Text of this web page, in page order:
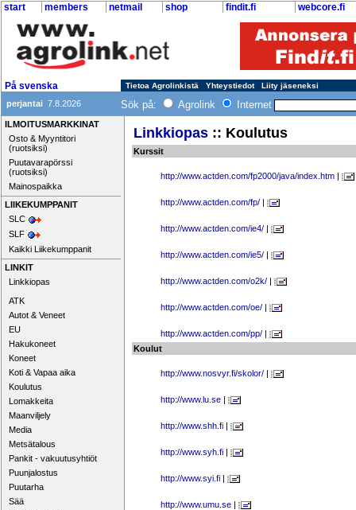
start members netmail shop findit.fi webcore.fi
På svenska Tietoa Agrolinkistä Yhteystiedot Liity jäseneksi
perjantai 7.8.2026 Sök på: Agrolink Internet
ILMOITUSMARKKINAT
Osto & Myyntitori
(ruotsiksi)
Puutavarapörssi
(ruotsiksi)
Mainospaikka
LIIKEKUMPPANIT
SLC
SLF
Kaikki Liikekumppanit
LINKIT
Linkkiopas
ATK
Autot & Veneet
EU
Hakukoneet
Koneet
Koti & Vapaa aika
Koulutus
Lomakkeita
Maanviljely
Media
Metsätalous
Pankit - vakuutusyhtiöt
Puunjalostus
Puutarha
Sää
Linkkiopas :: Koulutus
Kurssit
http://www.actden.com/fp2000/java/index.htm |
http://www.actden.com/fp/ |
http://www.actden.com/ie4/ |
http://www.actden.com/ie5/ |
http://www.actden.com/o2k/ |
http://www.actden.com/oe/ |
http://www.actden.com/pp/ |
Koulut
http://www.nosvyr.fi/skolor/ |
http://www.lu.se |
http://www.shh.fi |
http://www.syh.fi |
http://www.syi.fi |
http://www.umu.se |